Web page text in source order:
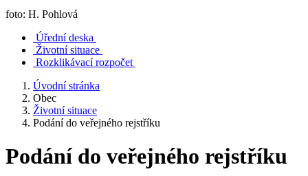
foto: H. Pohlová
Úřední deska
Životní situace
Rozklikávací rozpočet
Úvodní stránka
Obec
Životní situace
Podání do veřejného rejstříku
Podání do veřejného rejstříku